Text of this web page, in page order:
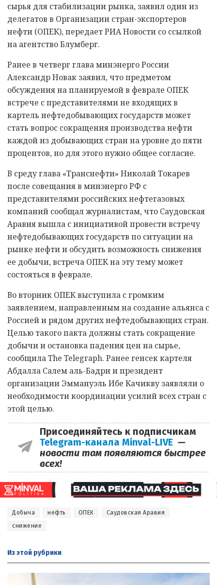
сырья для стабилизации рынка, заявил один из
делегатов в Организации стран-экспортеров
нефти (ОПЕК), передает РИА Новости со ссылкой
на агентство Блумберг.
Ранее в четверг глава минэнерго России
Александр Новак заявил, что предметом
обсуждения на планируемой в феврале ОПЕК
встрече с представителями не входящих в
картель нефтедобывающих государств может
стать вопрос сокращения производства нефти
каждой из добывающих стран на уровне до пяти
процентов, но для этого нужно общее согласие.
В среду глава «Транснефти» Николай Токарев
после совещания в минэнерго РФ с
представителями российских нефтегазовых
компаний сообщал журналистам, что Саудовская
Аравия вышла с инициативой провести встречу
нефтедобывающих государств по ситуации на
рынке нефти и обсудить возможность снижения
ее добычи, встреча ОПЕК на эту тему может
состояться в феврале.
Во вторник ОПЕК выступила с громким
заявлением, направленным на создание альянса с
Россией и рядом других нефтедобывающих стран.
Целью такого пакта должны стать сокращение
добычи и остановка падения цен на сырье,
сообщила The Telegraph. Ранее генсек картеля
Абдалла Салем аль-Бадри и президент
организации Эммануэль Ибе Качикву заявляли о
необходимости координации усилий всех стран с
этой целью.
Присоединяйтесь к подписчикам
Telegram-канала Minval-LIVE —
новости там появляются быстрее
всех!
Добыча нефть ОПЕК
Саудовская Аравия
снижение
Из этой рубрики